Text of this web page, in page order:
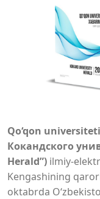
Qo‘qon
Кокандского
Herald”) ilmiy-
Kengashining
oktabrda